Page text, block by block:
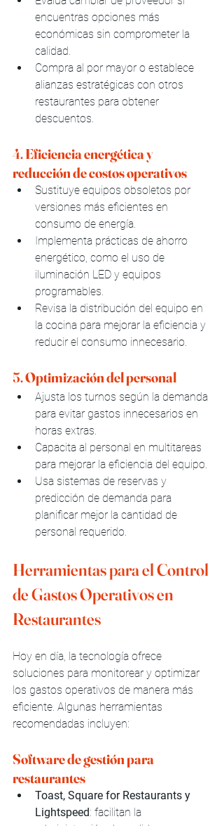
encuentras opciones más
económicas sin comprometer la
calidad.
Compra al por mayor o establece
alianzas estratégicas con otros
restaurantes para obtener
descuentos.
4. Eficiencia energética y
reducción de costos operativos
Sustituye equipos obsoletos por
versiones más eficientes en
consumo de energía.
Implementa prácticas de ahorro
energético, como el uso de
iluminación LED y equipos
programables.
Revisa la distribución del equipo en
la cocina para mejorar la eficiencia y
reducir el consumo innecesario.
5. Optimización del personal
Ajusta los turnos según la demanda
para evitar gastos innecesarios en
horas extras.
Capacita al personal en multitareas
para mejorar la eficiencia del equipo.
Usa sistemas de reservas y
predicción de demanda para
planificar mejor la cantidad de
personal requerido.
Herramientas para el Control
de Gastos Operativos en
Restaurantes
Hoy en día, la tecnología ofrece
soluciones para monitorear y optimizar
los gastos operativos de manera más
eficiente. Algunas herramientas
recomendadas incluyen:
Software de gestión para
restaurantes
Toast, Square for Restaurants y
Lightspeed: facilitan la